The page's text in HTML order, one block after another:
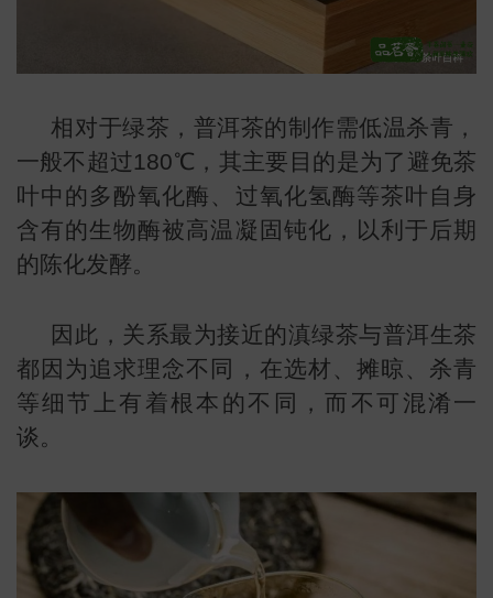
相对于绿茶，普洱茶的制作需低温杀青，
一般不超过180℃，其主要目的是为了避免茶
叶中的多酚氧化酶、过氧化氢酶等茶叶自身
含有的生物酶被高温凝固钝化，以利于后期
的陈化发酵。
因此，关系最为接近的滇绿茶与普洱生茶
都因为追求理念不同，在选材、摊晾、杀青
等细节上有着根本的不同，而不可混淆一
谈。